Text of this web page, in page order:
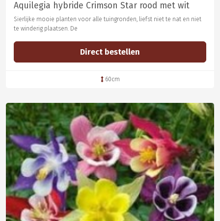
Aquilegia hybride Crimson Star rood met wit
Sierlijke mooie planten voor alle tuingronden, liefst niet te nat en niet
te winderig plaatsen. De
Direct bestellen
60cm